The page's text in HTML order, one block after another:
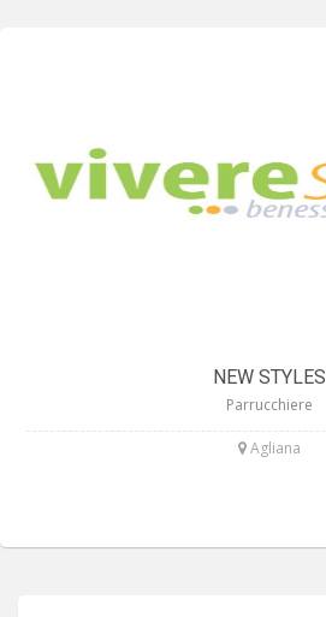
NEW STYLES
Parrucchiere
Agliana